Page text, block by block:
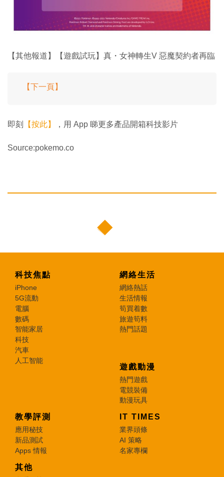
【其他報道】【遊戲試玩】真・女神轉生V 惡魔契約者再臨
【下一頁】
即刻 【按此】 ，用 App 睇更多產品開箱科技影片
Source:pokemo.co
科技焦點
iPhone
5G流動
電腦
數碼
智能家居
科技
汽車
人工智能
網絡生活
網絡熱話
生活情報
筍買着數
旅遊筍料
熱門話題
遊戲動漫
熱門遊戲
電競裝備
動漫玩具
教學評測
應用秘技
新品測試
Apps 情報
IT TIMES
業界頭條
AI 策略
名家專欄
其他